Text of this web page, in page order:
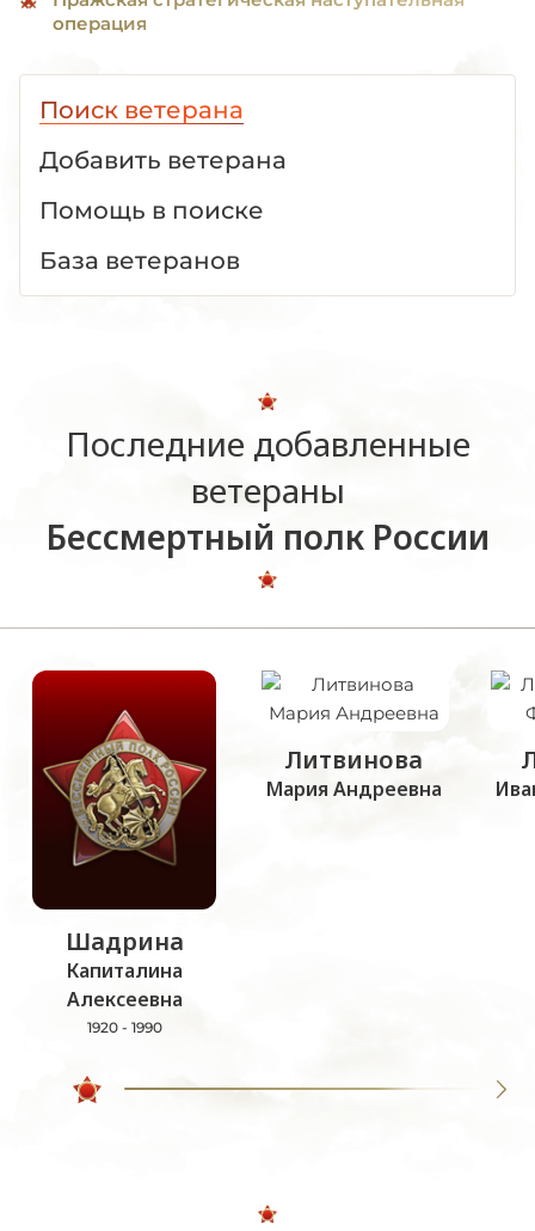
операция
Поиск ветерана
Добавить ветерана
Помощь в поиске
База ветеранов
Последние добавленные
ветераны
Бессмертный полк России
Шадрина
Капиталина
Алексеевна
1920 - 1990
Литвинова
Мария Андреевна